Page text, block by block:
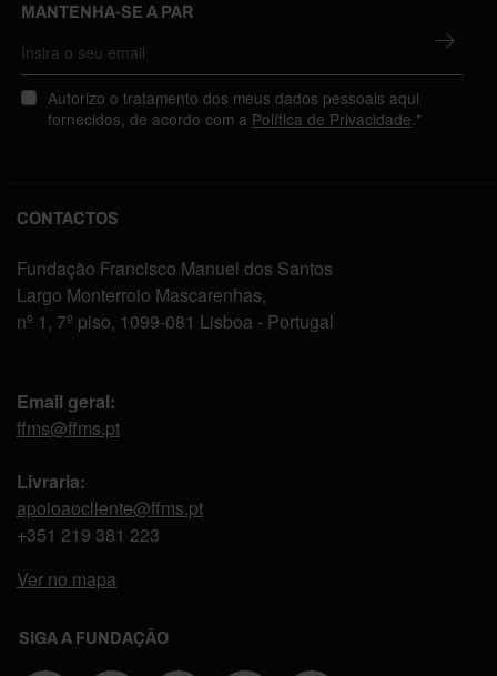
MANTENHA-SE A PAR
Autorizo o tratamento dos meus dados pessoais aqui
fornecidos, de acordo com a Política de Privacidade .*
CONTACTOS
Fundação Francisco Manuel dos Santos
Largo Monterroio Mascarenhas,
nº 1, 7º piso, 1099-081 Lisboa - Portugal
Email geral:
ffms@ffms.pt
Livraria:
apoioaocliente@ffms.pt
+351 219 381 223
Ver no mapa
SIGA A FUNDAÇÃO